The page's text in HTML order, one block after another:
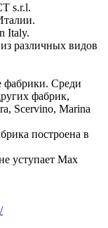
s.r.l.
Italy.
различных видов
фабрики. Среди
фабрик,
Scervino, Marina
построена в
уступает Max